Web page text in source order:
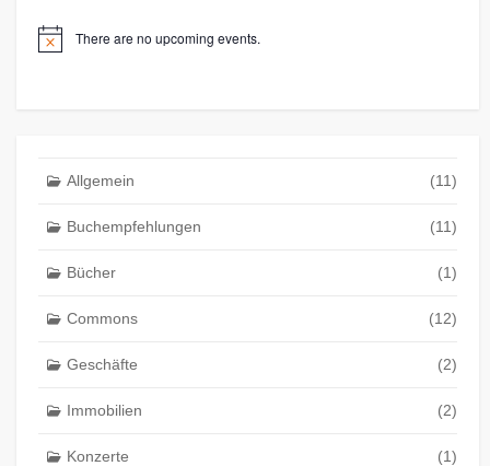
There are no upcoming events.
Allgemein (11)
Buchempfehlungen (11)
Bücher (1)
Commons (12)
Geschäfte (2)
Immobilien (2)
Konzerte (1)